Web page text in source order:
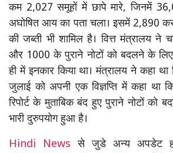
कम 2,027 समूहों में छापे मारे, जिनमें
अघोषित आय का पता चला। इसमें 2,890
की जब्ती भी शामिल है। वित्त मंत्रालय
और 1000 के पुराने नोटों को बदलने के
ही में इनकार किया था। मंत्रालय ने कहा
जुलाई को अपनी एक विज्ञप्ति में कहा था
रिपोर्ट के मुताबिक बंद हुए पुराने नोटों को
भारी दुरुपयोग हुआ है।
Hindi Newsसे जुडे अन्य अपडेट